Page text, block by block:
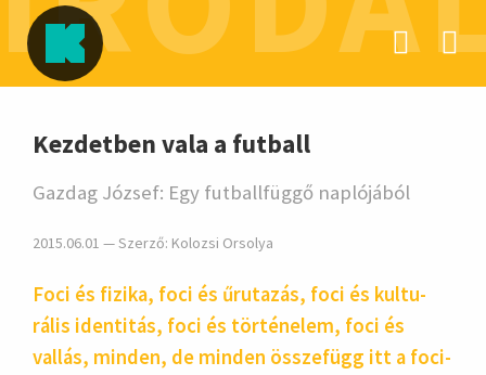
hirdetés
Kezdetben vala a futball
Gazdag József: Egy futballfüggő naplójából
2015.06.01 — Szerző: Kolozsi Orsolya
Foci és fizika, foci és űruta­zás, foci és kultu­
rális iden­titás, foci és törté­nelem, foci és
vallás, minden, de minden össze­függ itt a foci­